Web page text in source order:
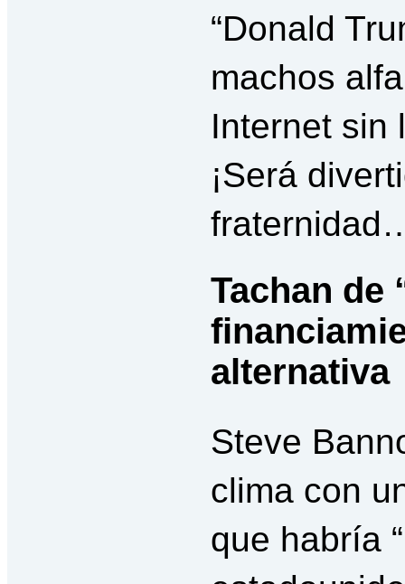
“Donald
machos
Internet sin
¡Será
Tachan de
alternativa
Steve
clima con
que habría